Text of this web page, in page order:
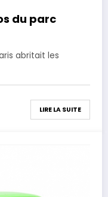
du parc
abritait les
LIRE LA SUITE